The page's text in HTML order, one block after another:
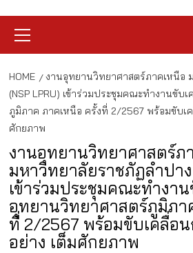
Menu
HOME
งานอุทยานวิทยาศาสตร์ภาคเหนือ
(NSP LPRU) เข้าร่วมประชุมคณะทำงานขับ
ภูมิภาค ภาคเหนือ ครั้งที่ 2/2567 พร้อมขับเ
ศักยภาพ
งานอุทยานวิทยาศาสตร์ภ
มหาวิทยาลัยราชภัฏลำปาง
เข้าร่วมประชุมคณะทำงา
อุทยานวิทยาศาสตร์ภูมิภา
ที่ 2/2567 พร้อมขับเคลื่อ
อย่าง เต็มศักยภาพ